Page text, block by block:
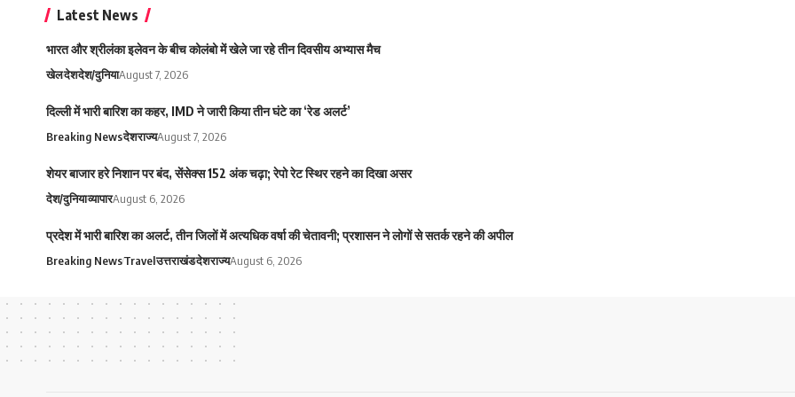
Latest News
भारत और श्रीलंका इलेवन के बीच कोलंबो में खेले जा रहे तीन दिवसीय अभ्यास मैच
खेलदेशदेश/दुनियाAugust 7, 2026
दिल्ली में भारी बारिश का कहर, IMD ने जारी किया तीन घंटे का ‘रेड अलर्ट’
Breaking Newsदेशराज्यAugust 7, 2026
शेयर बाजार हरे निशान पर बंद, सेंसेक्स 152 अंक चढ़ा; रेपो रेट स्थिर रहने का दिखा असर
देश/दुनियाव्यापारAugust 6, 2026
प्रदेश में भारी बारिश का अलर्ट, तीन जिलों में अत्यधिक वर्षा की चेतावनी; प्रशासन ने लोगों से सतर्क रहने की अपील
Breaking NewsTravelउत्तराखंडदेशराज्यAugust 6, 2026